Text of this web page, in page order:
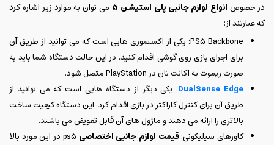
در خصوص انواع لوازم جانبی پلی استیشن 5
می توان به موارد زیر اشاره کرد
که عبارتند از:
PS5 Backbone: یکی از اکسسوری هایی است که می توانید از طریق آن
برای اجرای بازی روی گوشی اقدام کنید. در این حالت دستگاه شما باید به
صورت ریموت به اکانت تان در PlayStation متصل شود.
DualSense Edge: یکی دیگر از دستگاه هایی است که می توانید از
طریق آن برای کنترل کاراکتر در بازی اقدام کرد. این دستگاه کیفیت ساخت
بالاتری را ارائه می دهند و ماژول های آن قابل تعویض می باشند.
کاورهای سیلیکونی:قیمت لوازم جانبی اختصاصی
ps5 در این مورد بالا